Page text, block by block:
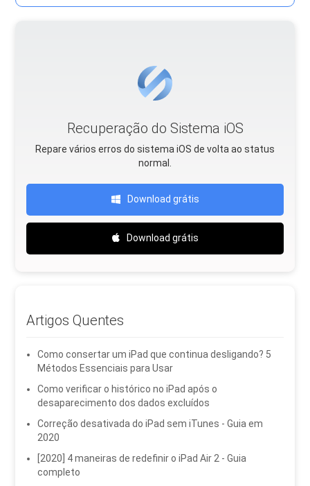
Recuperação do Sistema iOS
Repare vários erros do sistema iOS de volta ao status
normal.
Download grátis
Download grátis
Artigos Quentes
Como consertar um iPad que continua desligando? 5
Métodos Essenciais para Usar
Como verificar o histórico no iPad após o
desaparecimento dos dados excluídos
Correção desativada do iPad sem iTunes - Guia em
2020
[2020] 4 maneiras de redefinir o iPad Air 2 - Guia
completo